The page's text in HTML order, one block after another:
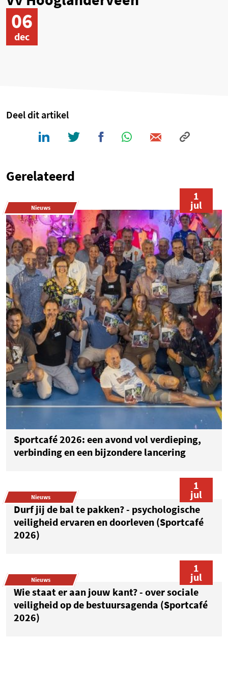
06
dec
Deel dit artikel
Gerelateerd
Nieuws
Sportcafé 2026: een avond vol verdieping,
verbinding en een bijzondere lancering
1
jul
Nieuws
Durf jij de bal te pakken? - psychologische
veiligheid ervaren en doorleven (Sportcafé
2026)
1
jul
Nieuws
Wie staat er aan jouw kant? - over sociale
veiligheid op de bestuursagenda (Sportcafé
2026)
1
jul